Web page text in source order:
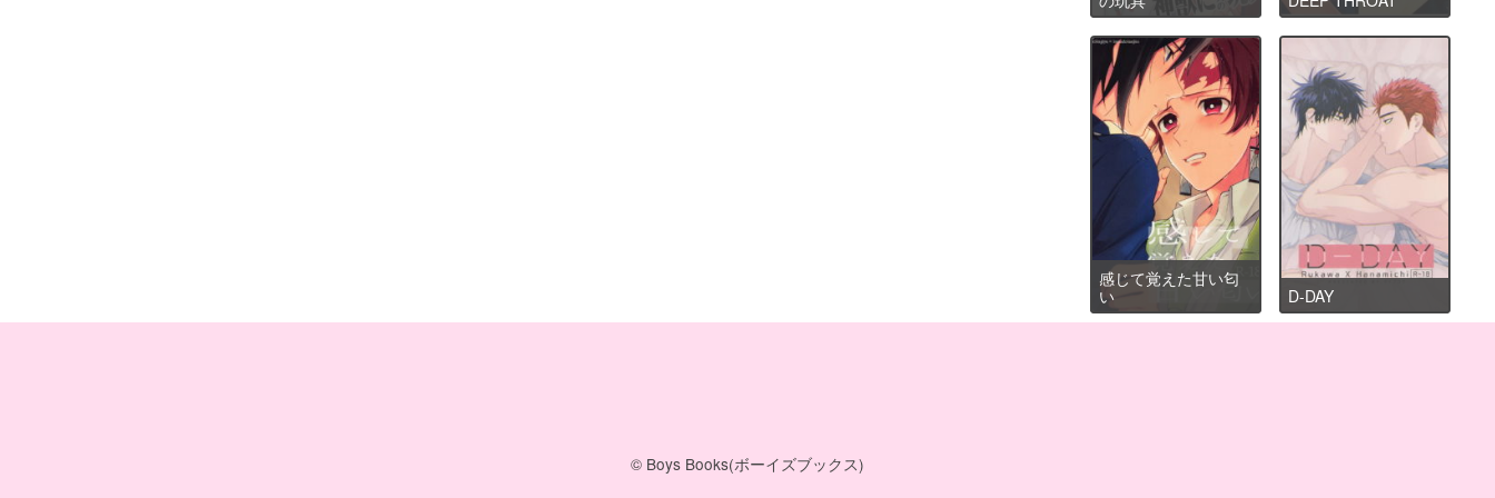
感じて覚えた甘い匂
い
D-DAY
© Boys Books(ボーイズブックス)